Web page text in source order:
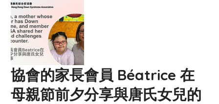
協會的家長會員 Béatrice 在
母親節前夕分享與唐氏女兒的